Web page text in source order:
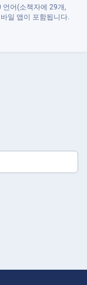
언어(소책자에 29개,
일 앱이 포함됩니다.